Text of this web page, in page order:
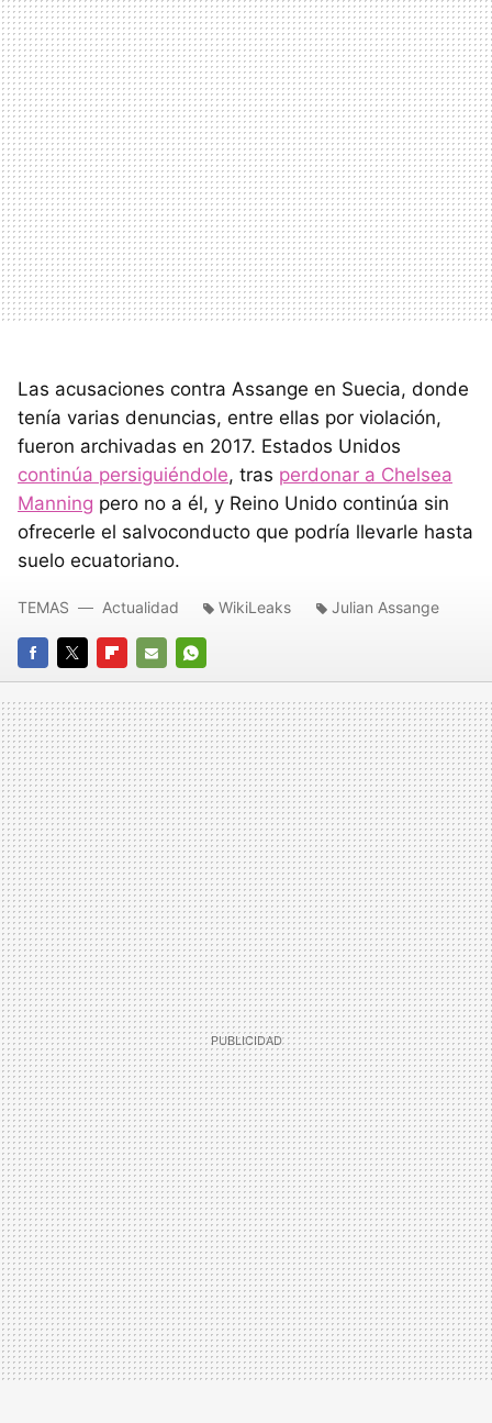
Las acusaciones contra Assange en Suecia, donde
tenía varias denuncias, entre ellas por violación,
fueron archivadas en 2017. Estados Unidos
continúa persiguiéndole, tras perdonar a Chelsea
Manning pero no a él, y Reino Unido continúa sin
ofrecerle el salvoconducto que podría llevarle hasta
suelo ecuatoriano.
FACEBOOK
TWITTERFLIPBOARD
E-
MAIL
WHATSAPP
TEMAS Actualidad WikiLeaks Julian Assange